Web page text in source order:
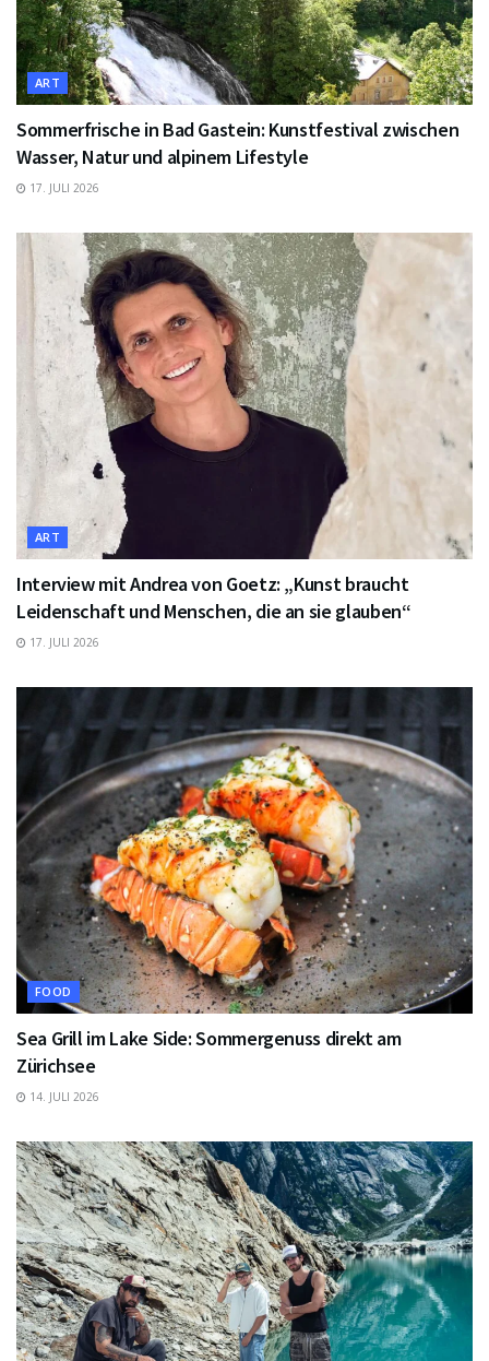
ART
Sommerfrische in Bad Gastein: Kunstfestival zwischen
Wasser, Natur und alpinem Lifestyle
17. JULI 2026
ART
Interview mit Andrea von Goetz: „Kunst braucht
Leidenschaft und Menschen, die an sie glauben“
17. JULI 2026
FOOD
Sea Grill im Lake Side: Sommergenuss direkt am
Zürichsee
14. JULI 2026